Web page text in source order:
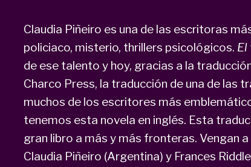
Claudia Piñeiro es una de las escritoras
policiaco, misterio, thrillers psicológicos. El
de ese talento y hoy, gracias a la
Charco Press, la traducción de una de las
muchos de los escritores más
tenemos esta novela en inglés. Esta
gran libro a más y más fronteras. Vengan
Claudia Piñeiro (Argentina) y Frances